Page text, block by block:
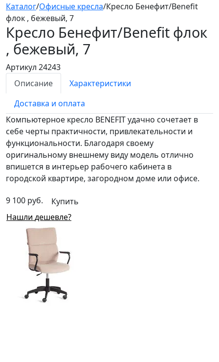
Каталог/Офисные кресла/Кресло Бенефит/Benefit
флок , бежевый, 7
Кресло Бенефит/Benefit флок
, бежевый, 7
Артикул 24243
Описание
Характеристики
Доставка и оплата
Компьютерное кресло BENEFIT удачно сочетает в
себе черты практичности, привлекательности и
функциональности. Благодаря своему
оригинальному внешнему виду модель отлично
впишется в интерьер рабочего кабинета в
городской квартире, загородном доме или офисе.
9 100 руб.
Купить
Нашли дешевле?